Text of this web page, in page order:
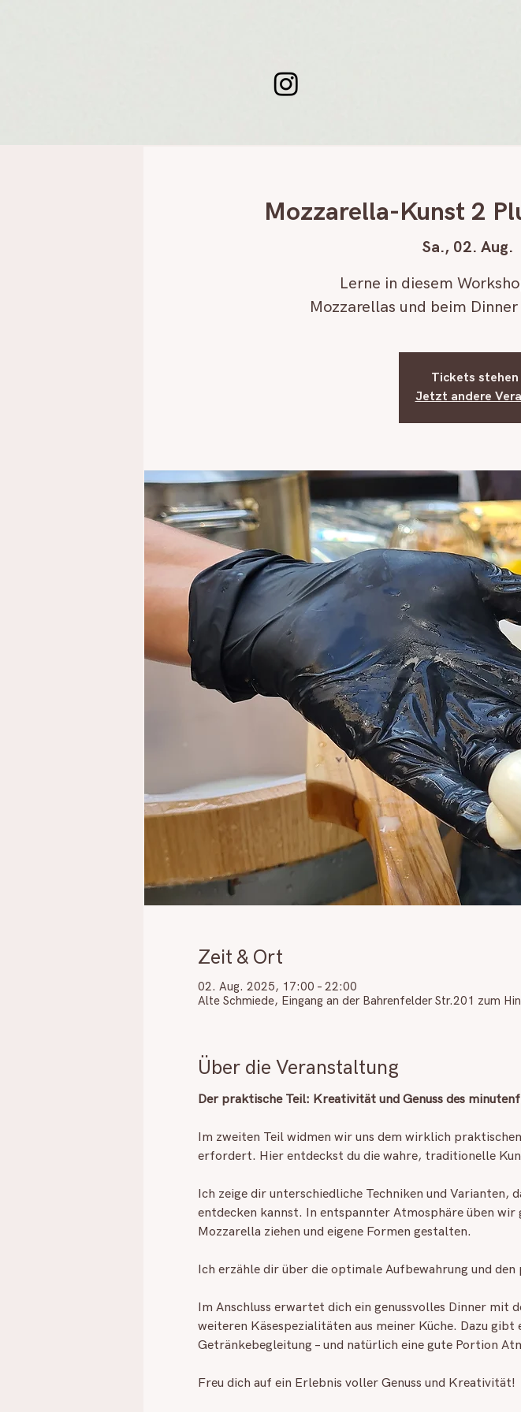
Mozzarella-Kunst 2
Sa., 02. Aug.
Lerne in diesem
Mozzarellas und beim
Tickets
Jetzt andere
Zeit & Ort
02. Aug. 2025, 17:00 – 22:00
Alte Schmiede, Eingang an der Bahrenfelder Str.201 zum
Über die Veranstaltung
Der praktische Teil: Kreativität und Genuss des
Im zweiten Teil widmen wir uns dem wirklich
erfordert. Hier entdeckst du die wahre, traditionelle
Ich zeige dir unterschiedliche Techniken und Varianten,
entdecken kannst. In entspannter Atmosphäre üben wir
Mozzarella ziehen und eigene Formen gestalten.
Ich erzähle dir über die optimale Aufbewahrung und
Im Anschluss erwartet dich ein genussvolles Dinner mit
weiteren Käsespezialitäten aus meiner Küche. Dazu gibt
Getränkebegleitung – und natürlich eine gute Portion
Freu dich auf ein Erlebnis voller Genuss und Kreativität!